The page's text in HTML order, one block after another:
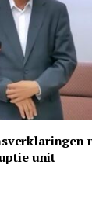
unit